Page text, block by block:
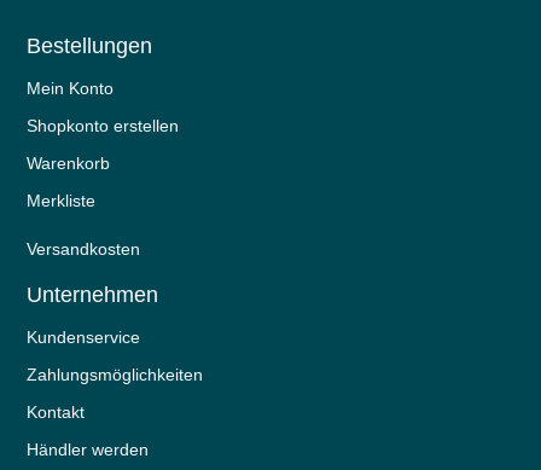
Bestellungen
Mein Konto
Shopkonto erstellen
Warenkorb
Merkliste
Versandkosten
Unternehmen
Kundenservice
Zahlungsmöglichkeiten
Kontakt
Händler werden